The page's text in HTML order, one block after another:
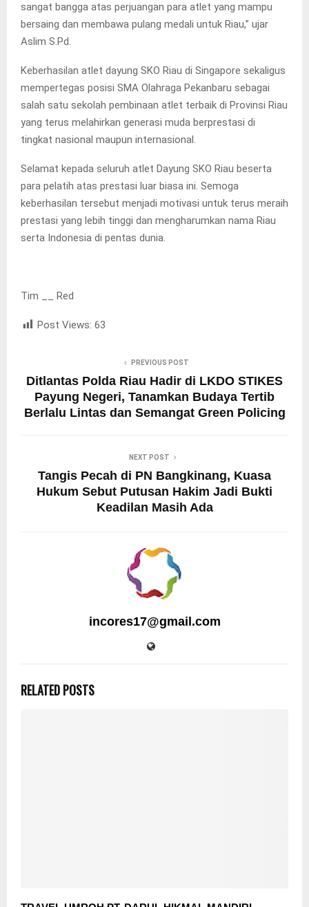
sangat bangga atas perjuangan para atlet yang mampu
bersaing dan membawa pulang medali untuk Riau,” ujar
Aslim S.Pd.
Keberhasilan atlet dayung SKO Riau di Singapore sekaligus
mempertegas posisi SMA Olahraga Pekanbaru sebagai
salah satu sekolah pembinaan atlet terbaik di Provinsi Riau
yang terus melahirkan generasi muda berprestasi di
tingkat nasional maupun internasional.
Selamat kepada seluruh atlet Dayung SKO Riau beserta
para pelatih atas prestasi luar biasa ini. Semoga
keberhasilan tersebut menjadi motivasi untuk terus meraih
prestasi yang lebih tinggi dan mengharumkan nama Riau
serta Indonesia di pentas dunia.
Tim __ Red
Post Views: 63
PREVIOUS POST
Ditlantas Polda Riau Hadir di LKDO STIKES
Payung Negeri, Tanamkan Budaya Tertib
Berlalu Lintas dan Semangat Green Policing
NEXT POST
Tangis Pecah di PN Bangkinang, Kuasa
Hukum Sebut Putusan Hakim Jadi Bukti
Keadilan Masih Ada
incores17@gmail.com
RELATED POSTS